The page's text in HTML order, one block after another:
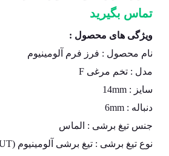
تماس بگیرید
ویژگی های محصول :
نام محصول : فرز فرم آلومینیوم
مدل : تخم مرغی F
سایز : 14mm
دنباله : 6mm
جنس تیغ برشی : الماس
نوع تیغ برشی : تیغ برشی آلومینیوم (NON-FERROUS CUT)